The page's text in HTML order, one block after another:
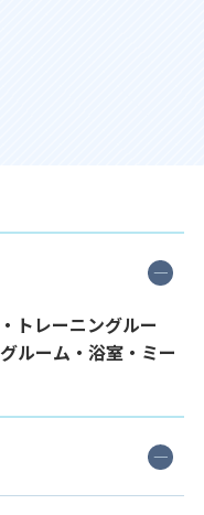
トレーニングルー
ルーム・浴室・ミー